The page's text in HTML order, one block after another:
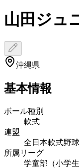
山田ジュ
沖縄県
基本情報
ボール種別
軟式
連盟
全日本軟式野
所属リーグ
学童部（小学生